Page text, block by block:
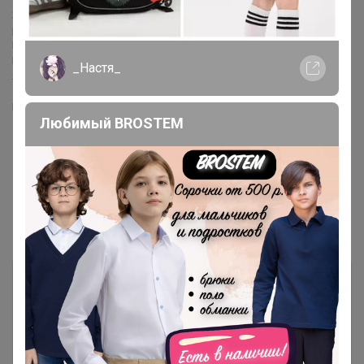
Я думаю, что мне понадобится минимум пол года, что бы
Прошу, вас, подождать.
Я всем, все верну.
Если есть возможность сделайте пере зачёт в пристрое
1 2 3 4 5
Показаны записи1-10из46.
_Настя_
Любимый BROSTEM